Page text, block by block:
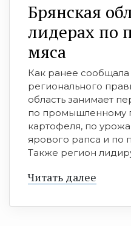
Брянская
лидерах по
мяса
Как ранее
регионального
область занимает
по промышленному
картофеля, по
ярового рапса и по
Также регион
Читать далее